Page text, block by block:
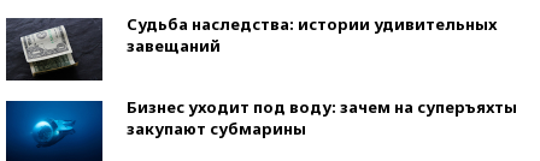
Судьба наследства: истории удивительных
завещаний
Бизнес уходит под воду: зачем на суперъяхты
закупают субмарины